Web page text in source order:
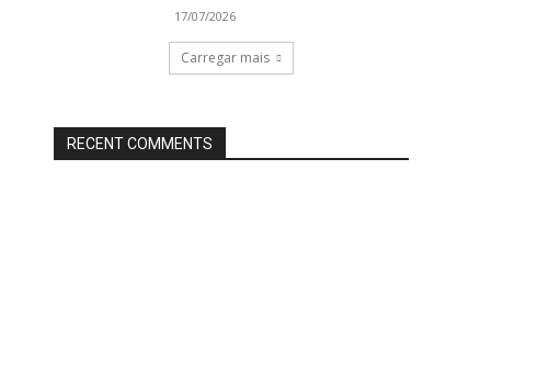
17/07/2026
Carregar mais
RECENT COMMENTS